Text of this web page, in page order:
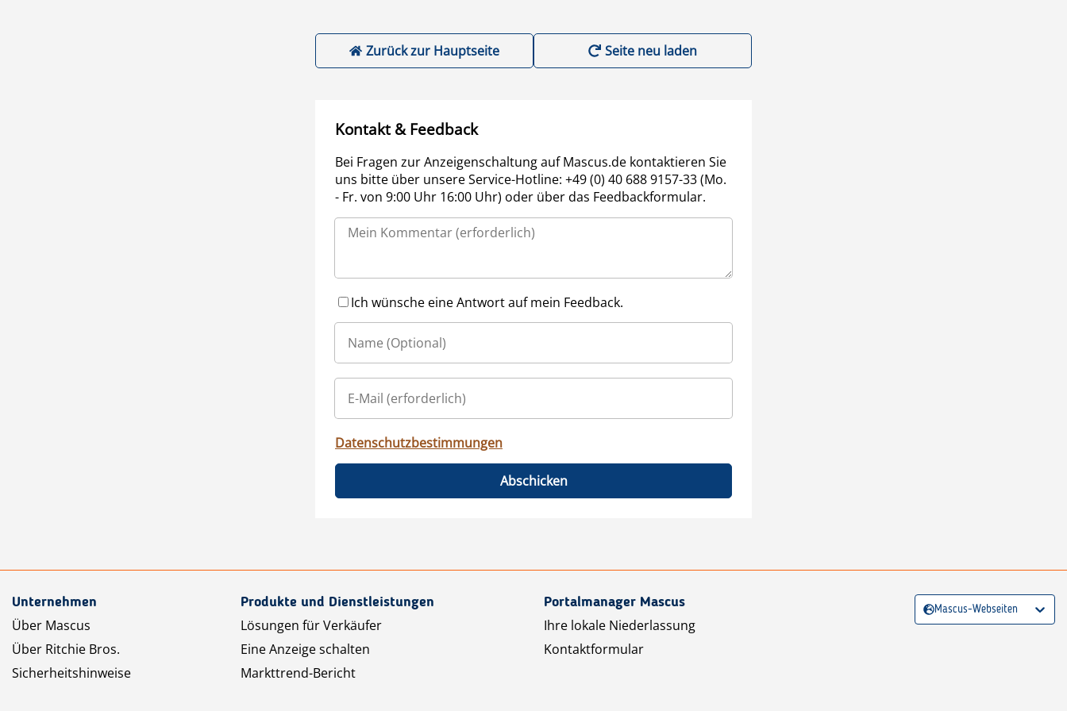
Zurück zur Hauptseite Seite neu laden
Kontakt & Feedback
Bei Fragen zur Anzeigenschaltung auf Mascus.de kontaktieren Sie
uns bitte über unsere Service-Hotline: +49 (0) 40 688 9157-33 (Mo.
- Fr. von 9:00 Uhr 16:00 Uhr) oder über das Feedbackformular.
Ich wünsche eine Antwort auf mein Feedback.
Datenschutzbestimmungen
Abschicken
Unternehmen
Über Mascus
Über Ritchie Bros.
Sicherheitshinweise
Produkte und Dienstleistungen
Lösungen für Verkäufer
Eine Anzeige schalten
Markttrend-Bericht
Portalmanager Mascus
Ihre lokale Niederlassung
Kontaktformular
Mascus-Webseiten